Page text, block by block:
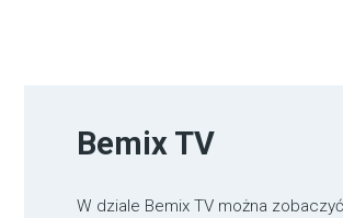
Bemix TV
W dziale Bemix TV można